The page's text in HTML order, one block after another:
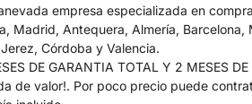
empresa especializada en
Madrid, Antequera, Almería,
Córdoba y Valencia.
DE GARANTIA TOTAL Y 2 MESES
de valor!. Por poco precio puede